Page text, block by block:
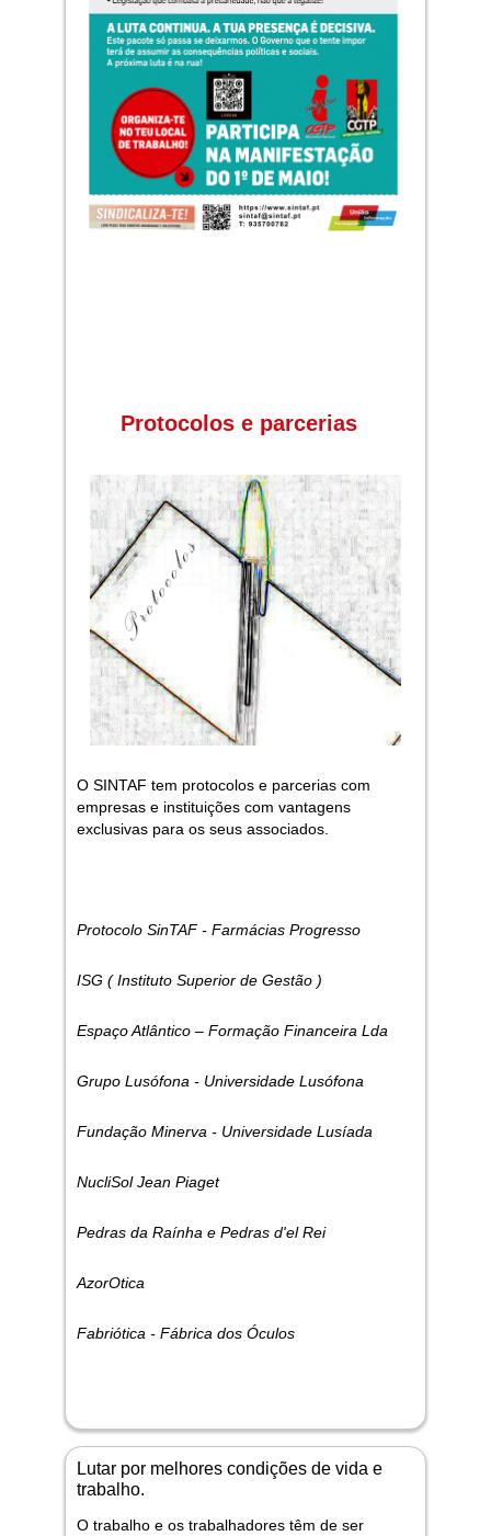
Protocolos e parcerias
O SINTAF tem protocolos e parcerias com
empresas e instituições com vantagens
exclusivas para os seus associados.
Protocolo SinTAF - Farmácias Progresso
ISG ( Instituto Superior de Gestão )
Espaço Atlântico – Formação Financeira Lda
Grupo Lusófona - Universidade Lusófona
Fundação Minerva - Universidade Lusíada
NucliSol Jean Piaget
Pedras da Raínha e Pedras d'el Rei
AzorOtica
Fabriótica - Fábrica dos Óculos
Lutar por melhores condições de vida e
trabalho.
O trabalho e os trabalhadores têm de ser